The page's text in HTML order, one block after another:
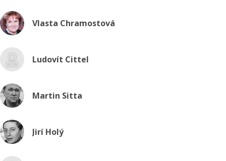
Vlasta Chramostová
Ludovít Cittel
Martin Sitta
Jirí Holý